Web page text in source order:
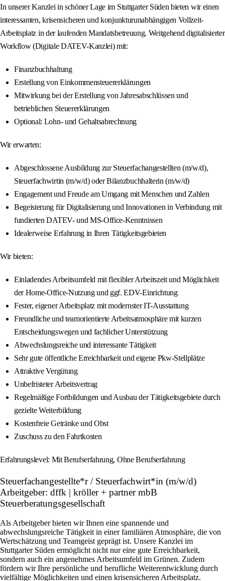
In unserer Kanzlei in schöner Lage im Stuttgarter Süden bieten wir einen
interessanten, krisensicheren und konjunkturunabhängigen Vollzeit-
Arbeitsplatz in der laufenden Mandatsbetreuung. Weitgehend digitalisierter
Workflow (Digitale DATEV-Kanzlei) mit:
Finanzbuchhaltung
Erstellung von Einkommensteuererklärungen
Mitwirkung bei der Erstellung von Jahresabschlüssen und
betrieblichen Steuererklärungen
Optional: Lohn- und Gehaltsabrechnung
Wir erwarten:
Abgeschlossene Ausbildung zur Steuerfachangestellten (m/w/d),
Steuerfachwirtin (m/w/d) oder Bilanzbuchhalterin (m/w/d)
Engagement und Freude am Umgang mit Menschen und Zahlen
Begeisterung für Digitalisierung und Innovationen in Verbindung mit
fundierten DATEV- und MS-Office-Kenntnissen
Idealerweise Erfahrung in Ihren Tätigkeitsgebieten
Wir bieten:
Einladendes Arbeitsumfeld mit flexibler Arbeitszeit und Möglichkeit
der Home-Office-Nutzung und ggf. EDV-Einrichtung
Fester, eigener Arbeitsplatz mit modernster IT-Ausstattung
Freundliche und teamorientierte Arbeitsatmosphäre mit kurzen
Entscheidungswegen und fachlicher Unterstützung
Abwechslungsreiche und interessante Tätigkeit
Sehr gute öffentliche Erreichbarkeit und eigene Pkw-Stellplätze
Attraktive Vergütung
Unbefristeter Arbeitsvertrag
Regelmäßige Fortbildungen und Ausbau der Tätigkeitsgebiete durch
gezielte Weiterbildung
Kostenfreie Getränke und Obst
Zuschuss zu den Fahrtkosten
Erfahrungslevel: Mit Berufserfahrung, Ohne Berufserfahrung
Steuerfachangestellte*r / Steuerfachwirt*in (m/w/d)
Arbeitgeber: dffk | kröller + partner mbB
Steuerberatungsgesellschaft
Als Arbeitgeber bieten wir Ihnen eine spannende und
abwechslungsreiche Tätigkeit in einer familiären Atmosphäre, die von
Wertschätzung und Teamgeist geprägt ist. Unsere Kanzlei im
Stuttgarter Süden ermöglicht nicht nur eine gute Erreichbarkeit,
sondern auch ein angenehmes Arbeitsumfeld im Grünen. Zudem
fördern wir Ihre persönliche und berufliche Weiterentwicklung durch
vielfältige Möglichkeiten und einen krisensicheren Arbeitsplatz.